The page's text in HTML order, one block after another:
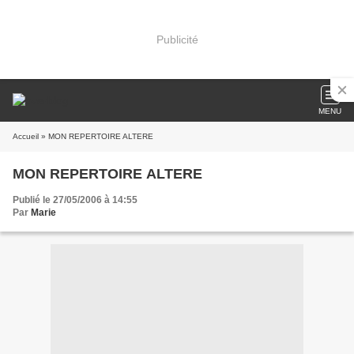
Publicité
MENU
Accueil » MON REPERTOIRE ALTERE
MON REPERTOIRE ALTERE
Publié le 27/05/2006 à 14:55
Par Marie